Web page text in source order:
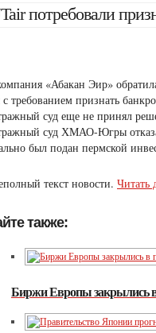
потребовали
«Абакан Эир»
требованием признать
суд еще не принял
суд ХМАО-Югры
был подан пермской
текст новости. Читать
также:
Биржи Европы закрылись